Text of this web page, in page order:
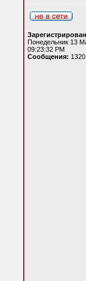
Понедельник 13
09:23:32 PM
Сообщения: 1320